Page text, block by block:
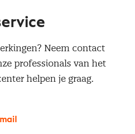
Neem contact
professionals van het
helpen je graag.